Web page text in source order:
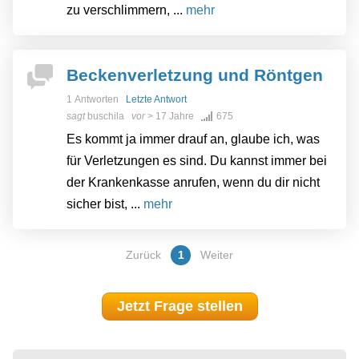
zu verschlimmern, ... mehr
Beckenverletzung und Röntgen
1 Antworten
Letzte Antwort
sagt buschila vor> 17 Jahre 675
Es kommt ja immer drauf an, glaube ich, was
für Verletzungen es sind. Du kannst immer bei
der Krankenkasse anrufen, wenn du dir nicht
sicher bist, ... mehr
Zurück 1 Weiter
Jetzt Frage stellen